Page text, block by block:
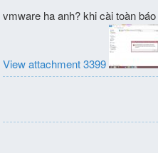
vmware ha anh?khi cài toàn báo
View attachment 3399